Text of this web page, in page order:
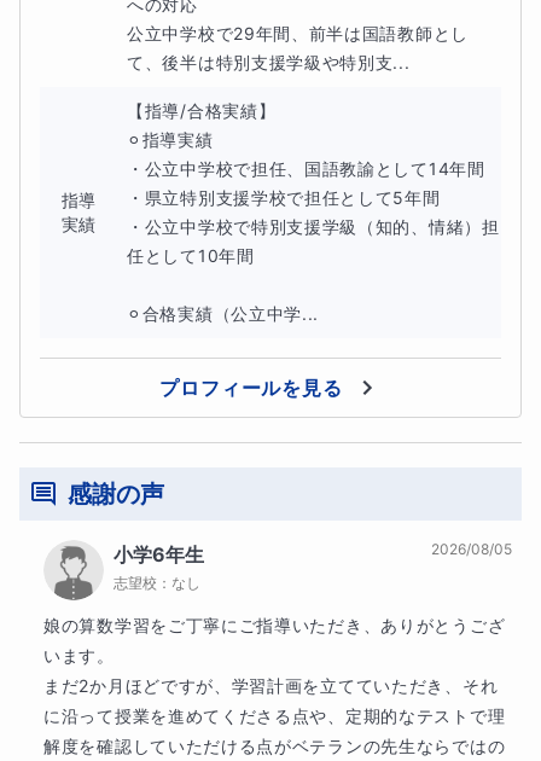
・記述問題の考え方
・漢字や語彙、言葉の学習
・自分の考えを言葉にする練習
必要に応じて、小学校の国語の内容まで戻って復習するこ
🌼大切にしていること🌼
発達特性のあるお子さんは、これまでの学習で
「授業が分からない」
「何をすればいいか分からない」
「自分は勉強が苦手だと思ってしまう」
への対応
公立中学校で29年間、前半は国語教師とし
て、後半は特別支援学級や特別支...
指導
実績
【指導/合格実績】
⚪︎指導実績
・公立中学校で担任、国語教諭として14年間
・県立特別支援学校で担任として5年間
・公立中学校で特別支援学級（知的、情緒）担
任として10年間
⚪︎合格実績（公立中学...
プロフィールを見る
感謝の声
小学6年生
志望校： なし
2026/08/05
娘の算数学習をご丁寧にご指導いただき、ありがとうござ
います。
まだ2か月ほどですが、学習計画を立てていただき、それ
に沿って授業を進めてくださる点や、定期的なテストで理
解度を確認していただける点がベテランの先生ならではの